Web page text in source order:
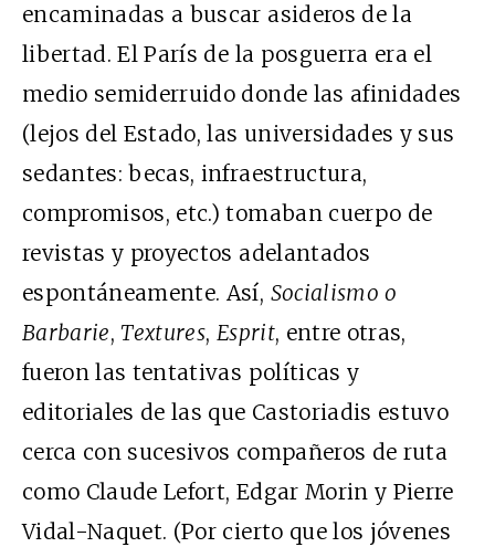
encaminadas a buscar asideros de la
libertad. El París de la posguerra era el
medio semiderruido donde las afinidades
(lejos del Estado, las universidades y sus
sedantes: becas, infraestructura,
compromisos, etc.) tomaban cuerpo de
revistas y proyectos adelantados
espontáneamente. Así, Socialismo o
Barbarie,Textures, Esprit, entre otras,
fueron las tentativas políticas y
editoriales de las que Castoriadis estuvo
cerca con sucesivos compañeros de ruta
como Claude Lefort, Edgar Morin y Pierre
Vidal-Naquet. (Por cierto que los jóvenes